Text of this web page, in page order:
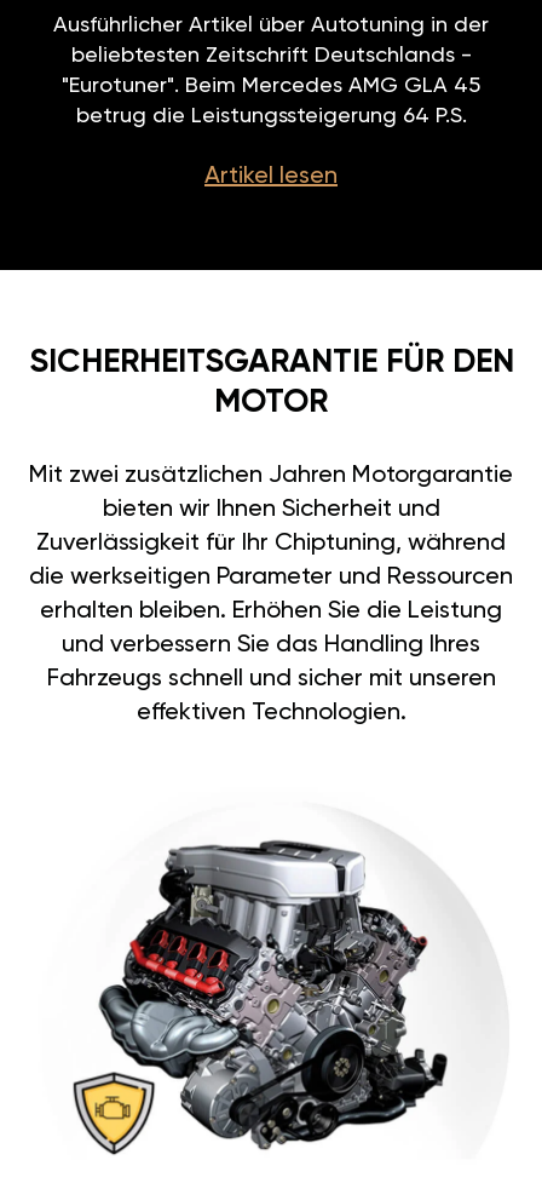
Ausführlicher Artikel über Autotuning in der
beliebtesten Zeitschrift Deutschlands -
"Eurotuner". Beim Mercedes AMG GLA 45
betrug die Leistungssteigerung 64 P.S.
Artikel lesen
SICHERHEITSGARANTIE FÜR DEN
MOTOR
Mit zwei zusätzlichen Jahren Motorgarantie
bieten wir Ihnen Sicherheit und
Zuverlässigkeit für Ihr Chiptuning, während
die werkseitigen Parameter und Ressourcen
erhalten bleiben. Erhöhen Sie die Leistung
und verbessern Sie das Handling Ihres
Fahrzeugs schnell und sicher mit unseren
effektiven Technologien.